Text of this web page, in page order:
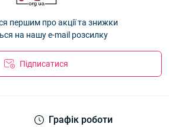
першим про акції та знижки
на нашу e-mail розсилку
Підписатися
Графік роботи